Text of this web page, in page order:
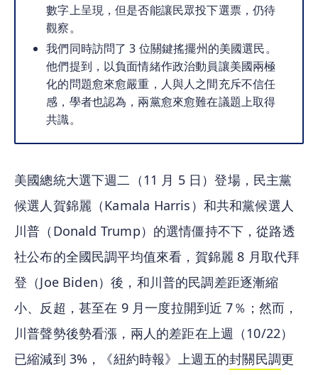
數字上呈現，但是否能讓民眾投下選票，仍待
觀察。
我們同時訪問了 3 位關鍵搖擺州的美國選民。
他們提到，以負面情緒作政治動員讓美國兩極
化的問題愈來愈嚴重，人與人之間充斥不信任
感，學者也認為，兩黨愈來愈難在議題上取得
共識。
美國總統大選下週二（11 月 5 日）登場，民主黨
候選人賀錦麗（Kamala Harris）和共和黨候選人
川普（Donald Trump）的選情僵持不下，從路透
社公布的全國民調平均值來看，賀錦麗 8 月取代拜
登（Joe Biden）後，和川普的民調差距逐漸縮
小、反超，甚至在 9 月一度拉開到近 7％；然而，
川普聲勢後勢看漲，兩人的差距在上週（10/22）
已縮減到 3%，《紐約時報》上週五的封關民調更